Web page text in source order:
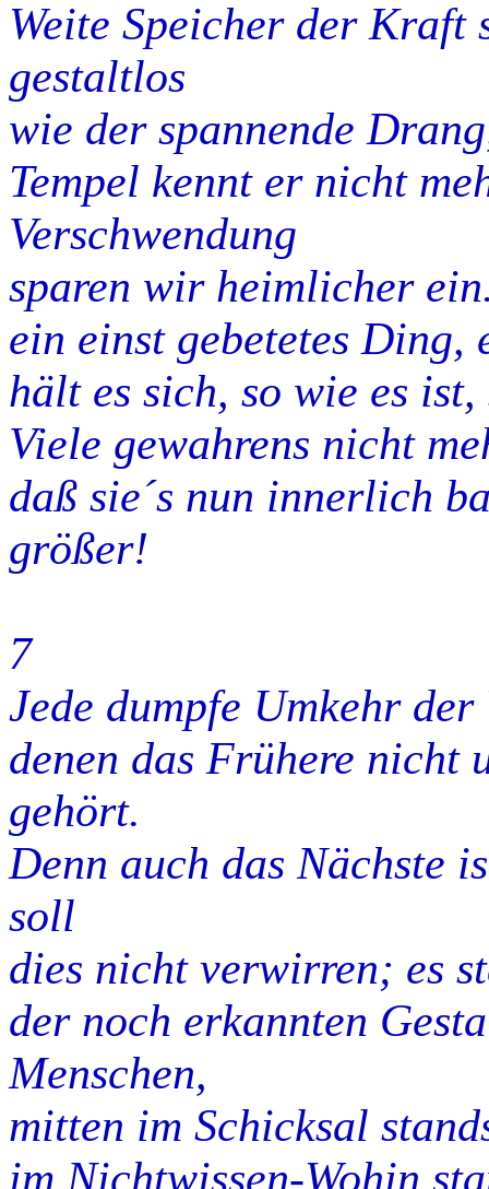
Weite Speicher der Kraft
gestaltlos
wie der spannende
Tempel kennt er nicht
Verschwendung
sparen wir heimlicher
ein einst gebetetes Ding,
hält es sich, so wie es
Viele gewahrens nicht
daß sie´s nun innerlich
größer!
7
Jede dumpfe Umkehr
denen das Frühere nicht
gehört.
Denn auch das Nächste
soll
dies nicht verwirren; es
der noch erkannten
Menschen,
mitten im Schicksal
im Nichtwissen-Wohin